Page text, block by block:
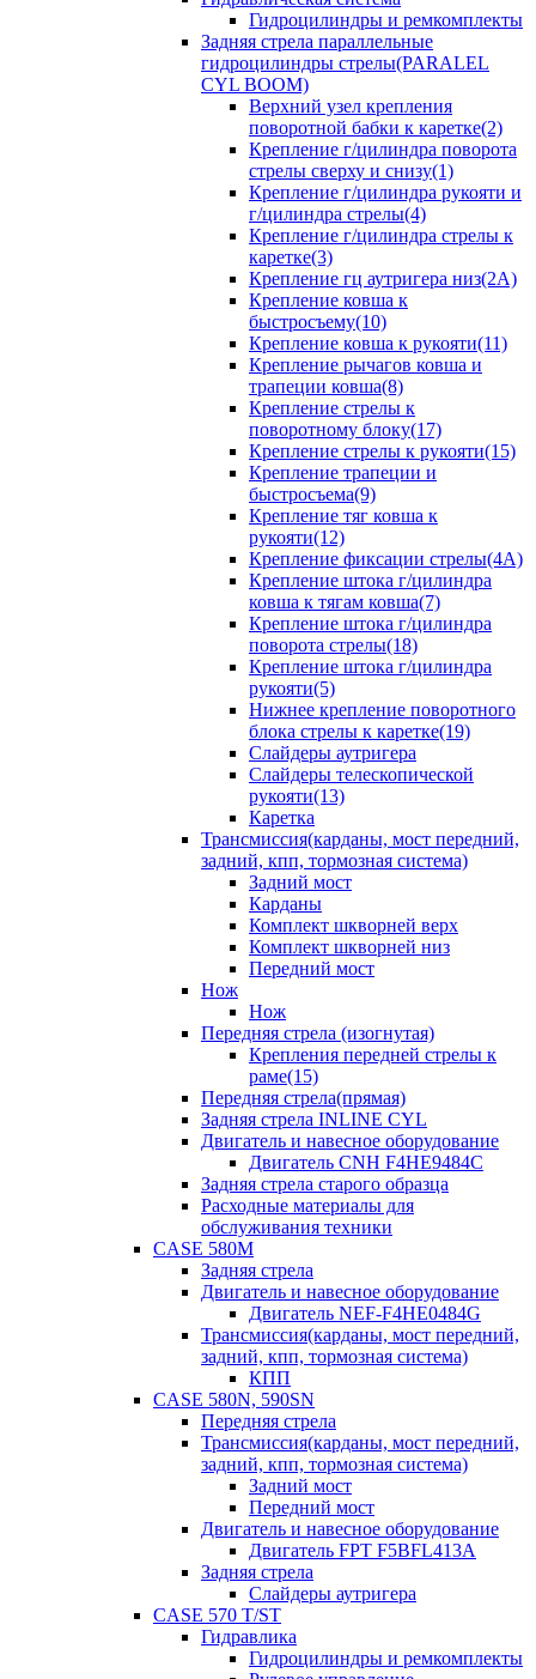
Гидроцилиндры и ремкомплекты
Задняя стрела параллельные
гидроцилиндры стрелы(PARALEL
CYL BOOM)
Верхний узел крепления
поворотной бабки к каретке(2)
Крепление г/цилиндра поворота
стрелы сверху и снизу(1)
Крепление г/цилиндра рукояти и
г/цилиндра стрелы(4)
Крепление г/цилиндра стрелы к
каретке(3)
Крепление гц аутригера низ(2А)
Крепление ковша к
быстросъему(10)
Крепление ковша к рукояти(11)
Крепление рычагов ковша и
трапеции ковша(8)
Крепление стрелы к
поворотному блоку(17)
Крепление стрелы к рукояти(15)
Крепление трапеции и
быстросъема(9)
Крепление тяг ковша к
рукояти(12)
Крепление фиксации стрелы(4A)
Крепление штока г/цилиндра
ковша к тягам ковша(7)
Крепление штока г/цилиндра
поворота стрелы(18)
Крепление штока г/цилиндра
рукояти(5)
Нижнее крепление поворотного
блока стрелы к каретке(19)
Слайдеры аутригера
Слайдеры телескопической
рукояти(13)
Каретка
Трансмиссия(карданы, мост передний,
задний, кпп, тормозная система)
Задний мост
Карданы
Комплект шкворней верх
Комплект шкворней низ
Передний мост
Нож
Нож
Передняя стрела (изогнутая)
Крепления передней стрелы к
раме(15)
Передняя стрела(прямая)
Задняя стрела INLINE CYL
Двигатель и навесное оборудование
Двигатель CNH F4HE9484C
Задняя стрела старого образца
Расходные материалы для
обслуживания техники
CASE 580M
Задняя стрела
Двигатель и навесное оборудование
Двигатель NEF-F4HE0484G
Трансмиссия(карданы, мост передний,
задний, кпп, тормозная система)
КПП
CASE 580N, 590SN
Передняя стрела
Трансмиссия(карданы, мост передний,
задний, кпп, тормозная система)
Задний мост
Передний мост
Двигатель и навесное оборудование
Двигатель FPT F5BFL413A
Задняя стрела
Слайдеры аутригера
CASE 570 T/ST
Гидравлика
Гидроцилиндры и ремкомплекты